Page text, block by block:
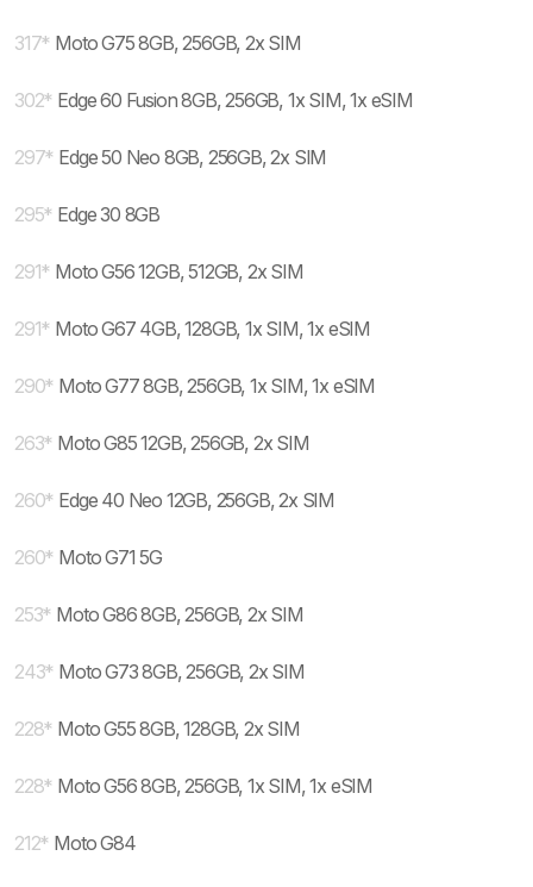
317* Moto G75 8GB, 256GB, 2x SIM
302* Edge 60 Fusion 8GB, 256GB, 1x SIM, 1x eSIM
297* Edge 50 Neo 8GB, 256GB, 2x SIM
295* Edge 30 8GB
291* Moto G56 12GB, 512GB, 2x SIM
291* Moto G67 4GB, 128GB, 1x SIM, 1x eSIM
290* Moto G77 8GB, 256GB, 1x SIM, 1x eSIM
263* Moto G85 12GB, 256GB, 2x SIM
260* Edge 40 Neo 12GB, 256GB, 2x SIM
260* Moto G71 5G
253* Moto G86 8GB, 256GB, 2x SIM
243* Moto G73 8GB, 256GB, 2x SIM
228* Moto G55 8GB, 128GB, 2x SIM
228* Moto G56 8GB, 256GB, 1x SIM, 1x eSIM
212* Moto G84